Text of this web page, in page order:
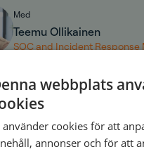
Med
Teemu Ollikainen
SOC and Incident Response
Med
Nicolas Samanéh
webbplats
använder cookies för att
annonser och för att